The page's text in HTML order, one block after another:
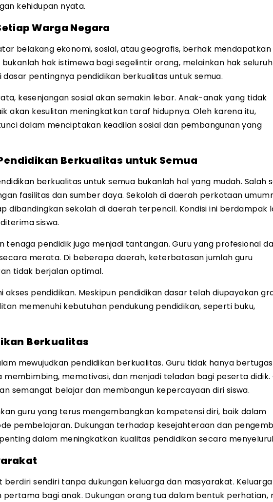
kehidupan nyata.
Warga Negara
belakang ekonomi, sosial, atau geografis, berhak mendapatkan
hak istimewa bagi segelintir orang, melainkan hak
dasar pentingnya pendidikan berkualitas untuk semua.
kesenjangan sosial akan semakin lebar. Anak-anak yang tidak
akan kesulitan meningkatkan taraf hidupnya. Oleh karena itu,
dalam menciptakan keadilan sosial dan pembangunan yang
Berkualitas untuk Semua
berkualitas untuk semua bukanlah hal yang mudah. Salah
fasilitas dan sumber daya. Sekolah di daerah perkotaan
dibandingkan sekolah di daerah terpencil. Kondisi ini berdampak
siswa.
tenaga pendidik juga menjadi tantangan. Guru yang profesional
merata. Di beberapa daerah, keterbatasan jumlah guru
tidak berjalan optimal.
pendidikan. Meskipun pendidikan dasar telah diupayakan
memenuhi kebutuhan pendukung pendidikan, seperti buku,
Berkualitas
mewujudkan pendidikan berkualitas. Guru tidak hanya bertugas
memotivasi, dan menjadi teladan bagi peserta didik.
semangat belajar dan membangun kepercayaan diri siswa.
guru yang terus mengembangkan kompetensi diri, baik dalam
pembelajaran. Dukungan terhadap kesejahteraan dan
dalam meningkatkan kualitas pendidikan secara
sendiri tanpa dukungan keluarga dan masyarakat. Keluarga
bagi anak. Dukungan orang tua dalam bentuk perhatian,